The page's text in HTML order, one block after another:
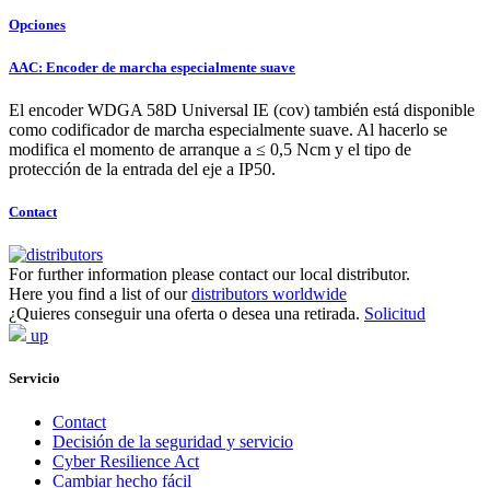
Opciones
AAC: Encoder de marcha especialmente suave
El encoder WDGA 58D Universal IE (cov) también está disponible
como codificador de marcha especialmente suave. Al hacerlo se
modifica el momento de arranque a ≤ 0,5 Ncm y el tipo de
protección de la entrada del eje a IP50.
Contact
For further information please contact our local distributor.
Here you find a list of ourdistributors worldwide
¿Quieres conseguir una oferta o desea una retirada. Solicitud
up
Servicio
Contact
Decisión de la seguridad y servicio
Cyber Resilience Act
Cambiar hecho fácil